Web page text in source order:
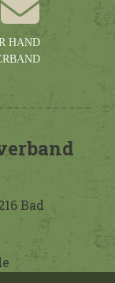
HAND
Bad